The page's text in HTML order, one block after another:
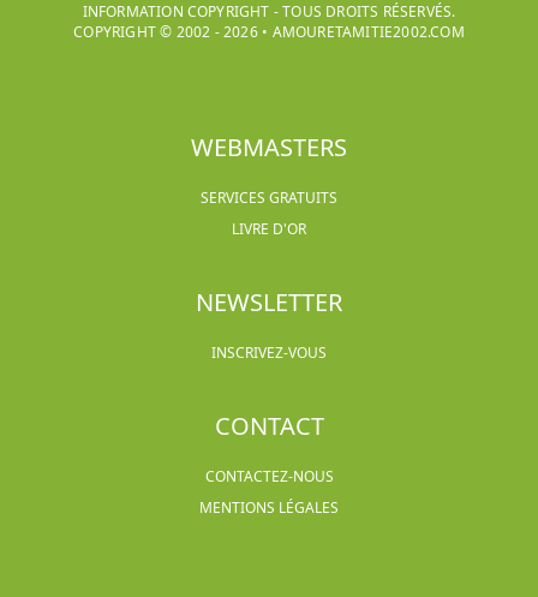
INFORMATION COPYRIGHT - TOUS DROITS RÉSERVÉS.
COPYRIGHT © 2002 -2026• AMOURETAMITIE2002.COM
WEBMASTERS
SERVICES GRATUITS
LIVRE D'OR
NEWSLETTER
INSCRIVEZ-VOUS
CONTACT
CONTACTEZ-NOUS
MENTIONS LÉGALES